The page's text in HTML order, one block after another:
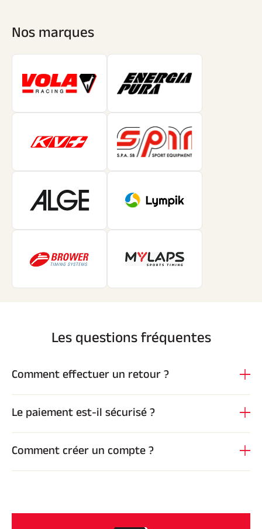
Nos marques
Les questions fréquentes
Comment effectuer un retour ?
Le paiement est-il sécurisé ?
Comment créer un compte ?